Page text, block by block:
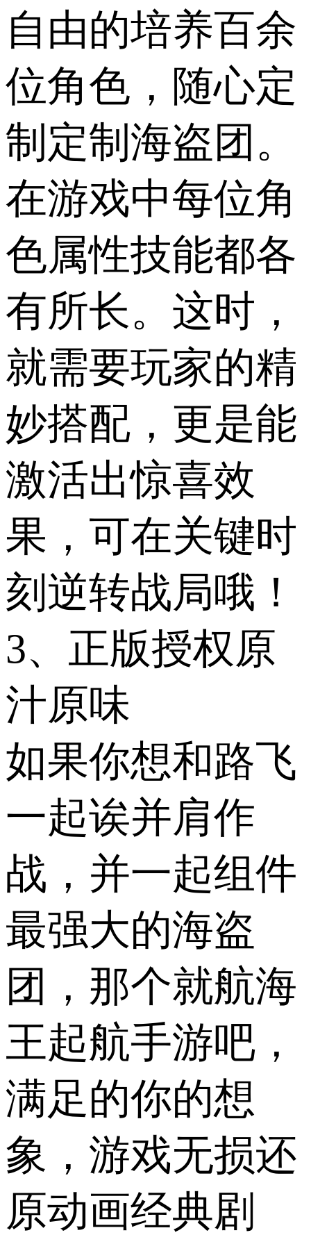
自由的培养百余
位角色，随心定
制定制海盗团。
在游戏中每位角
色属性技能都各
有所长。这时，
就需要玩家的精
妙搭配，更是能
激活出惊喜效
果，可在关键时
刻逆转战局哦！
3、正版授权原
汁原味
如果你想和路飞
一起诶并肩作
战，并一起组件
最强大的海盗
团，那个就航海
王起航手游吧，
满足的你的想
象，游戏无损还
原动画经典剧